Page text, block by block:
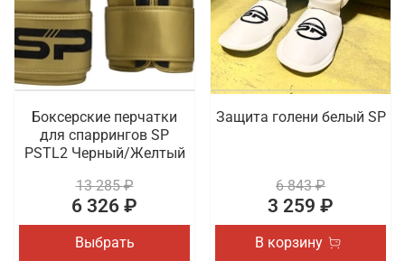
Боксерские перчатки
для спаррингов SP
PSTL2 Черный/Желтый
13 285 ₽
6 326 ₽
Выбрать
Защита голени белый SP
6 843 ₽
3 259 ₽
В корзину